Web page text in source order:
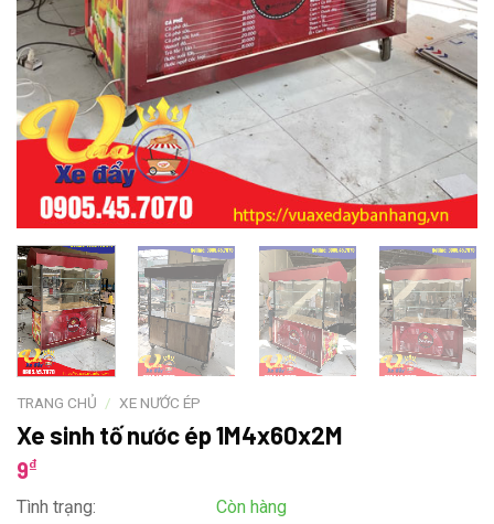
TRANG CHỦ / XE NƯỚC ÉP
Xe sinh tố nước ép 1M4x60x2M
9₫
Tình trạng:
Còn hàng